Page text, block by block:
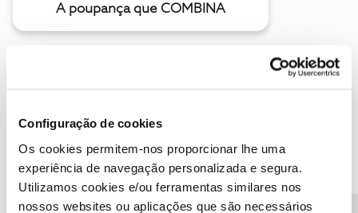
Configuração de cookies
Os cookies permitem-nos proporcionar lhe uma
experiência de navegação personalizada e segura.
Utilizamos cookies e/ou ferramentas similares nos
nossos websites ou aplicações que são necessários
A poupança que COMBINA
Descubra as novidades de julho